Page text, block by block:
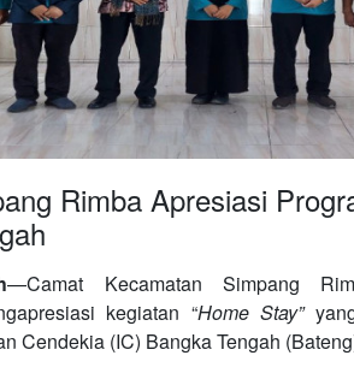
Rimba Apresiasi
—Camat Kecamatan Simpang
kegiatan “Home Stay”
Cendekia (IC) Bangka Tengah